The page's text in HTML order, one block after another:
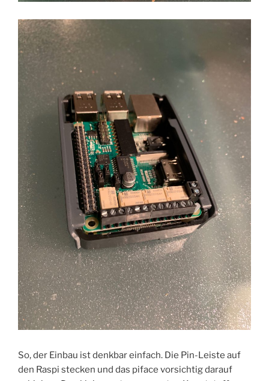
So, der Einbau ist denkbar einfach. Die Pin-Leiste auf
den Raspi stecken und das piface vorsichtig darauf